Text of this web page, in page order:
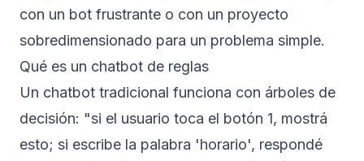
con un bot frustrante o con un proyecto
sobredimensionado para un problema simple.
Qué es un chatbot de reglas
Un chatbot tradicional funciona con árboles de
decisión: "si el usuario toca el botón 1, mostrá
esto; si escribe la palabra 'horario', respondé